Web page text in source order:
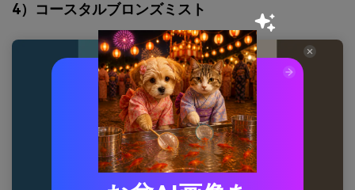
4）コースタルブロンズミスト